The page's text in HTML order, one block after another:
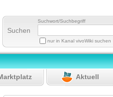
Suchen
Suchwort/Suchbegriff
nur in Kanal vivoWiki suchen
Aktuell